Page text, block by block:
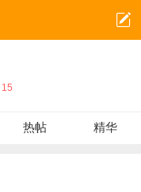
15
热帖 精华